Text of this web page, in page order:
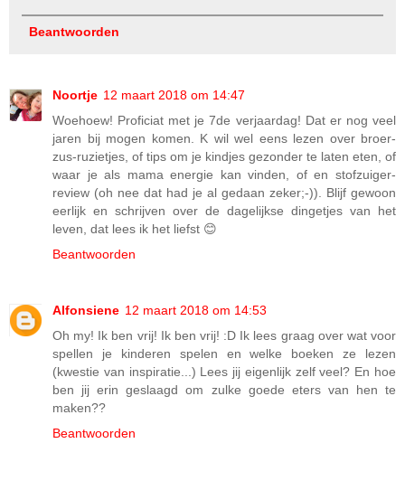
Beantwoorden
Noortje 12 maart 2018 om 14:47
Woehoew! Proficiat met je 7de verjaardag! Dat er nog veel
jaren bij mogen komen. K wil wel eens lezen over broer-
zus-ruzietjes, of tips om je kindjes gezonder te laten eten, of
waar je als mama energie kan vinden, of en stofzuiger-
review (oh nee dat had je al gedaan zeker;-)). Blijf gewoon
eerlijk en schrijven over de dagelijkse dingetjes van het
leven, dat lees ik het liefst 😊
Beantwoorden
Alfonsiene 12 maart 2018 om 14:53
Oh my! Ik ben vrij! Ik ben vrij! :D Ik lees graag over wat voor
spellen je kinderen spelen en welke boeken ze lezen
(kwestie van inspiratie...) Lees jij eigenlijk zelf veel? En hoe
ben jij erin geslaagd om zulke goede eters van hen te
maken??
Beantwoorden